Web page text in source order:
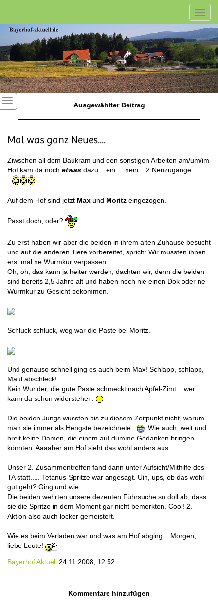
Ausgewählter Beitrag
Mal was ganz Neues....
Ziwschen all dem Baukram und den sonstigen Arbeiten am/um/im
Hof kam da noch etwas dazu... ein ... nein... 2 Neuzugänge.
Auf dem Hof sind jetzt Max und Moritz eingezogen.
Passt doch, oder?
Zu erst haben wir aber die beiden in ihrem alten Zuhause besucht
und auf die anderen Tiere vorbereitet, sprich: Wir mussten ihnen
erst mal ne Wurmkur verpassen.
Oh, oh, das kann ja heiter werden, dachten wir, denn die beiden
sind bereits 2,5 Jahre alt und haben noch nie einen Dok oder ne
Wurmkur zu Gesicht bekommen.
Schluck schluck, weg war die Paste bei Moritz.
Und genauso schnell ging es auch beim Max! Schlapp, schlapp,
Maul abschleck!
Kein Wunder, die gute Paste schmeckt nach Apfel-Zimt... wer
kann da schon widerstehen.
Die beiden Jungs wussten bis zu diesem Zeitpunkt nicht, warum
man sie immer als Hengste bezeichnete.
Wie auch, weit und
breit keine Damen, die einem auf dumme Gedanken bringen
könnten. Aaaaber am Hof sieht das wohl anders aus....
Unser 2. Zusammentreffen fand dann unter Aufsicht/Mithilfe des
TA statt..... Tetanus-Spritze war angesagt. Uih, ups, ob das wohl
gut geht? Ging und wie.
Die beiden wehrten unsere dezenten Führsuche so doll ab, dass
sie die Spritze in dem Moment gar nicht bemerkten. Cool! 2.
Aktion also auch locker gemeistert.
Wie es beim Verladen war und was am Hof abging... Morgen,
liebe Leute!
Bayerhof Aktuell 24.11.2008, 12.52
Kommentare hinzufügen